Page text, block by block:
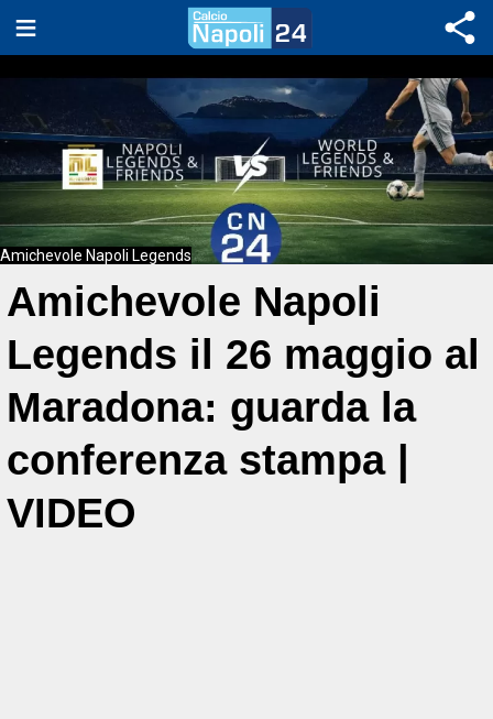
Amichevole Napoli Legends
Amichevole Napoli
Legends il 26 maggio al
Maradona: guarda la
conferenza stampa |
VIDEO